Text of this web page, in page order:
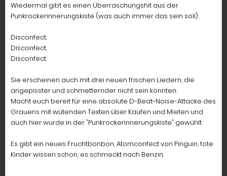
Wiedermal gibt es einen Überraschungshit aus der
Punkrockerinnerungskiste (was auch immer das sein soll).
Disconfect.
Disconfect.
Disconfect.
Sie erscheinen auch mit drei neuen frischen Liedern, die
angepisster und schmetternder nicht sein könnten.
Macht euch bereit für eine absolute D-Beat-Noise-Attacke des
Grauens mit wütenden Texten über Kaufen und Mieten und
auch hier wurde in der "Punkrockerinnerungskiste" gewühlt.
Es gibt ein neues Fruchtbonbon, Atomconfect von Pinguin, tote
Kinder wissen schon, es schmeckt nach Benzin.